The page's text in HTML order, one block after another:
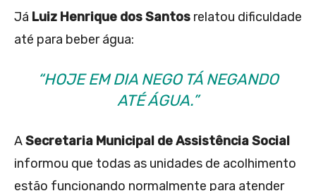
Já Luiz Henrique dos Santos relatou dificuldade
até para beber água:
“HOJE EM DIA NEGO TÁ NEGANDO
ATÉ ÁGUA.”
ASecretaria Municipal de Assistência Social
informou que todas as unidades de acolhimento
estão funcionando normalmente para atender